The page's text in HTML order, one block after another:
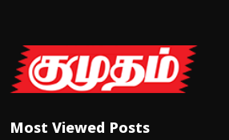
Most Viewed Posts